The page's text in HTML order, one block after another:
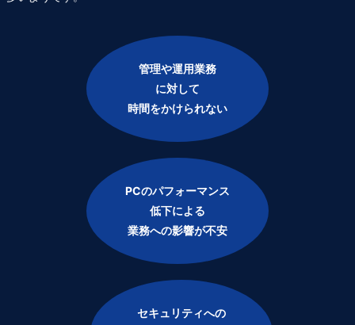
管理や運用業務
に対して
時間をかけられない
PCのパフォーマンス
低下による
業務への影響が不安
セキュリティへの